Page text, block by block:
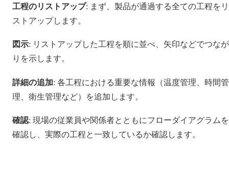
工程のリストアップ: まず、製品が通過する全ての工程をリ
ストアップします。
図示: リストアップした工程を順に並べ、矢印などでつなが
りを示します。
詳細の追加: 各工程における重要な情報（温度管理、時間管
理、衛生管理など）を追加します。
確認: 現場の従業員や関係者とともにフローダイアグラムを
確認し、実際の工程と一致しているか確認します。